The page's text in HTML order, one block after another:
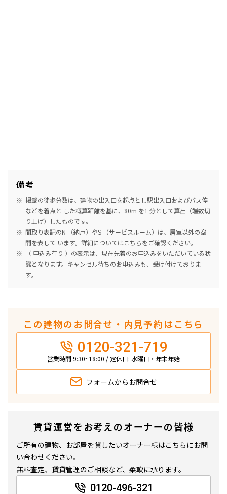
備考
掲載の徒歩分数は、建物の出入口を起点とし駅出入口およびバス停
などを着点と した概算距離を基に、80m を1 分として算出（端数切
り上げ）したものです。
間取り表記のN （納戸）やS （サービスルーム）は、居室以外の空
間を表して います。詳細についてはこちらをご確認ください。
（ 申込み有り ）の表示は、現在先着のお申込みをいただいている状
態となります。キャンセル待ちのお申込みも、受け付けておりま
す。
この建物のお問合せ・内見予約はこちら
0120-321-719
営業時間 9:30~18:00 / 定休日: 水曜日・年末年始
フォームから お問合せ
賃貸運営をお考えのオーナーの皆様
ご所有の建物、お部屋を貸したいオーナー様はこちらにお問
い合わせください。
無料査定、賃貸管理のご相談など、柔軟に承ります。
0120-496-321